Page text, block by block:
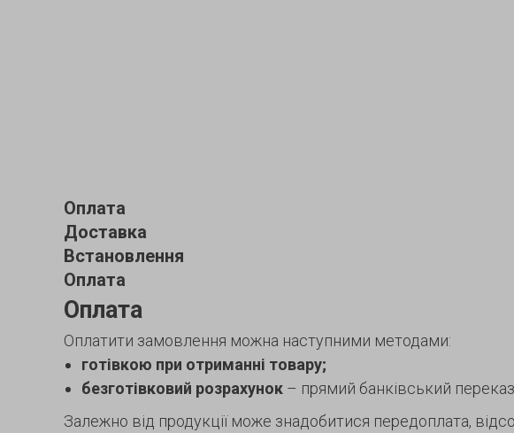
Оплата
Доставка
Встановлення
Оплата
Оплата
Оплатити замовлення можна наступними методами:
готівкою при отриманні товару;
безготівковий розрахунок – прямий банківський
Залежно від продукції може знадобитися передоплата,